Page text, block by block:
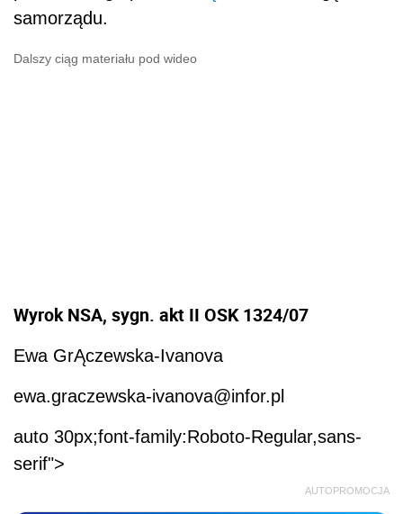
samorządu.
Dalszy ciąg materiału pod wideo
Wyrok NSA, sygn. akt II OSK 1324/07
Ewa GrĄczewska-Ivanova
ewa.graczewska-ivanova@infor.pl
auto 30px;font-family:Roboto-Regular,sans-
serif">
AUTOPROMOCJA